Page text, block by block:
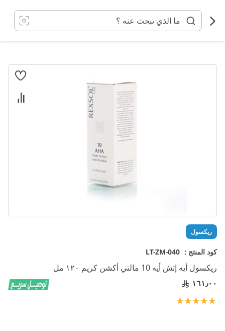
المحتوى
ريكسول
كود المنتج : LT-ZM-040
ريكسول أيه إتش أيه 10 مالتي أكشن كريم ١٢٠ مل
١٦١٫٠٠
تقييم:
انتقل
تخطي
إلى
بداية
معرض
الصور